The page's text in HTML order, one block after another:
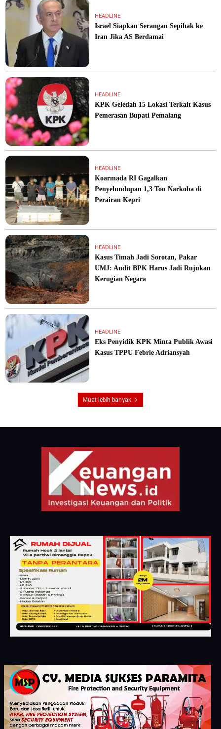
HEADLINE
Israel Siapkan Serangan Sepihak ke
Iran Jika AS Berdamai
HEADLINE
KPK Geledah 15 Lokasi Terkait Kasus
Pemerasan Bupati Pemalang
HEADLINE
Koarmada RI Gagalkan
Penyelundupan 1,3 Ton Narkoba di
Perairan Kepri
HEADLINE
Kasus Timah Jadi Sorotan, Pakar
UMJ: Audit BPK Harus Jadi Rujukan
Kerugian Negara
HEADLINE
Eks Penyidik KPK Minta Publik Awasi
Kasus TPPU Febrie Adriansyah
Muat lebih banyak